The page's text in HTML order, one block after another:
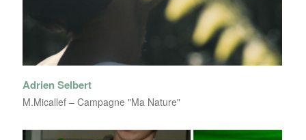
Adrien Selbert
M.Micallef – Campagne "Ma Nature"